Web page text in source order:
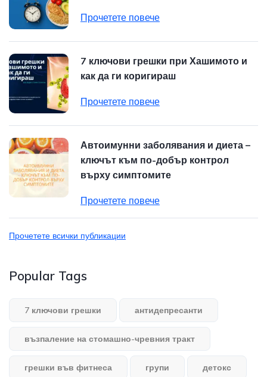
Прочетете повече
7 ключови грешки при Хашимото и
как да ги коригираш
Прочетете повече
Автоимунни заболявания и диета –
ключът към по-добър контрол
върху симптомите
Прочетете повече
Прочетете всички публикации
Popular Tags
7 ключови грешки антидепресанти
възпаление на стомашно-чревния тракт
грешки във фитнеса групи детокс